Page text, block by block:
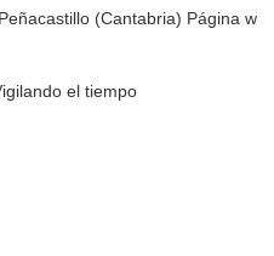
(Cantabria) Página w